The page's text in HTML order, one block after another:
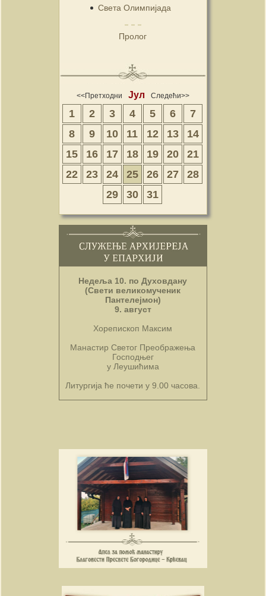
Света Олимпијада
Пролог
<<Претходни Јул Следећи>>
1 2 3 4 5 6
7
8
9 10 11 12 13
14
15
16 17 18 19 20
21
22
23 24 25 26 27
28
29
30 31
Недеља 10. по Духовдану
(Свети великомученик
Пантелејмон)
9. август
Хорепископ Максим
Манастир Светог Преображења
Господњег
у Леушићима
Литургија ће почети у 9.00 часова.